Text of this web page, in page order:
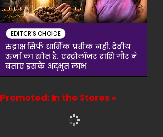
EDITOR'S CHOICE
रुद्राक्ष सिर्फ धार्मिक प्रतीक नहीं, दैवीय
ऊर्जा का स्रोत है: एस्ट्रोलॉजर राशि गौर ने
बताए इसके अद्भुत लाभ
Promoted: In the Stores »